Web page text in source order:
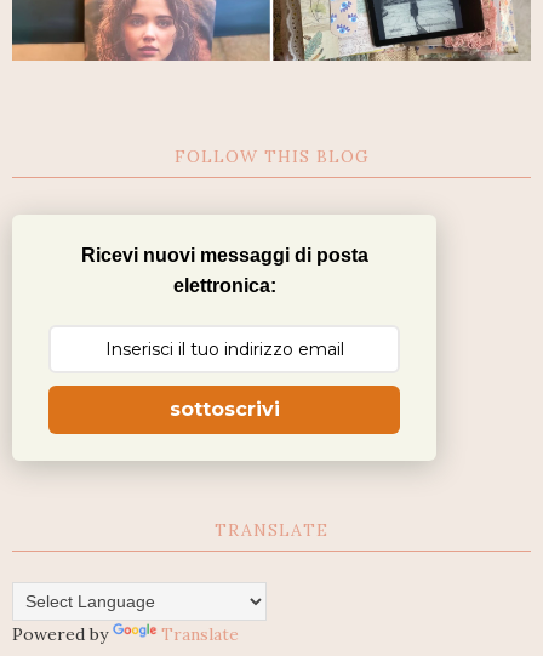
FOLLOW THIS BLOG
Ricevi nuovi messaggi di posta
elettronica:
sottoscrivi
TRANSLATE
Powered by Translate